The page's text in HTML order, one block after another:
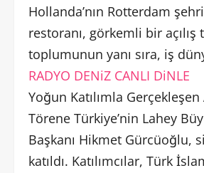
Hollanda’nın Rotterdam
restoranı, görkemli bir
toplumunun yanı sıra, iş
RADYO DENiZ CANLI DiNLE
Yoğun Katılımla Gerçekleşen
Törene Türkiye’nin Lahey
Başkanı Hikmet Gürcüoğlu,
katıldı. Katılımcılar, Türk